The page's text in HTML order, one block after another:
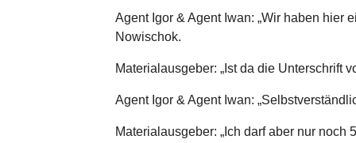
Agent Igor & Agent Iwan: „Wir haben hier
Nowischok.
Materialausgeber: „Ist da die Unterschrift
Agent Igor & Agent Iwan:
Materialausgeber: „Ich darf aber nur